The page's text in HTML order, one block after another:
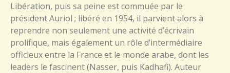
Libération, puis sa peine est commuée par le
président Auriol ; libéré en 1954, il parvient alors à
reprendre non seulement une activité d’écrivain
prolifique, mais également un rôle d’intermédiaire
officieux entre la France et le monde arabe, dont les
leaders le fascinent (Nasser, puis Kadhafi). Auteur